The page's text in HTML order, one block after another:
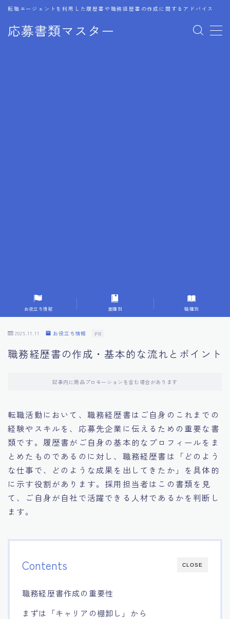
応募書類マスター
転職エージェントを利用した履歴書や職務経歴書の作成に関するアドバイス
MENU
9.転職成功者の事例分析とアドバイス
10.面接官に好印象を与える方法
11.キャリアアップを目指す人の応募書類
12.エージェントから有益情報を得るコツ
13.セルフブランディングの重要性
14.デジタル化やAIの進化がもたらす影響
お役立ち情報 業種別 職種別
2025.11.11 お役立ち情報 PR
職務経歴書の作成・基本的な流れとポイント
記事内に商品プロモーションを含む場合があります
転職活動において、職務経歴書はご自身のこれまでの
経験やスキルを、応募先企業に伝えるための重要な書
類です。履歴書がご自身の基本的なプロフィールをま
とめたものであるのに対し、職務経歴書は「どのよう
な仕事で、どのような成果を出してきたか」を具体的
に示す役割があります。採用担当者はこの書類を見
て、ご自身が自社で活躍できる人材であるかを判断し
ます。
CLOSE
Contents
職務経歴書作成の重要性
まずは「キャリアの棚卸し」から